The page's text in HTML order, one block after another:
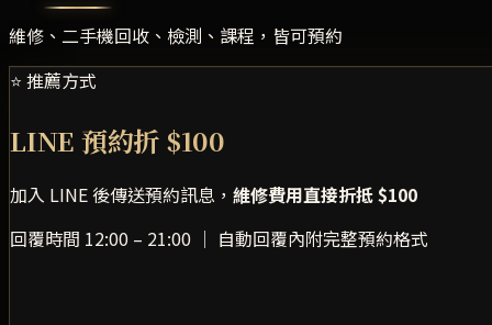
維修、二手機回收、檢測、課程，皆可預約
⭐ 推薦方式
LINE 預約折 $100
加入 LINE 後傳送預約訊息， 維修費用直接折抵 $100
回覆時間 12:00 – 21:00 ｜ 自動回覆內附完整預約格式